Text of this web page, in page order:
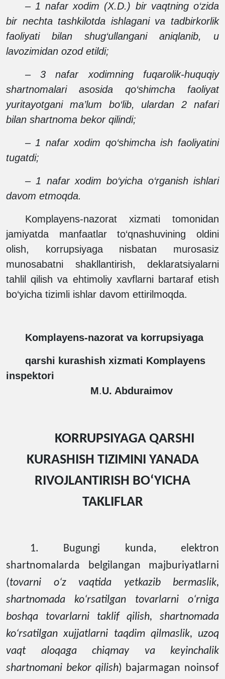
– 1 nafar xodim (X.D.) bir vaqtning o‘zida
bir nechta tashkilotda ishlagani va tadbirkorlik
faoliyati bilan shug‘ullangani aniqlanib, u
lavozimidan ozod etildi;
–3 nafar xodimning fuqarolik-huquqiy
shartnomalari asosida qo‘shimcha faoliyat
yuritayotgani ma’lum bo‘lib, ulardan 2 nafari
bilan shartnoma bekor qilindi;
– 1 nafar xodim qo‘shimcha ish faoliyatini
tugatdi;
– 1 nafar xodim bo‘yicha o‘rganish ishlari
davom etmoqda.
Komplayens-nazorat xizmati tomonidan
jamiyatda manfaatlar to‘qnashuvining oldini
olish, korrupsiyaga nisbatan murosasiz
munosabatni shakllantirish, deklaratsiyalarni
tahlil qilish va ehtimoliy xavflarni bartaraf etish
bo‘yicha tizimli ishlar davom ettirilmoqda.
Komplayens-nazorat va korrupsiyaga
qarshi kurashish xizmati Komplayens
inspektori
M.U. Abduraimov
KORRUPSIYAGA QARSHI
KURASHISH TIZIMINI YANADA
RIVOJLANTIRISH BO‘YICHA
TAKLIFLAR
1. Bugungi kunda, elektron
shartnomalarda belgilangan majburiyatlarni
(tovarni o‘z vaqtida yetkazib bermaslik,
shartnomada ko‘rsatilgan tovarlarni o‘rniga
boshqa tovarlarni taklif qilish, shartnomada
ko‘rsatilgan xujjatlarni taqdim qilmaslik, uzoq
vaqt aloqaga chiqmay va keyinchalik
shartnomani bekor qilish) bajarmagan noinsof